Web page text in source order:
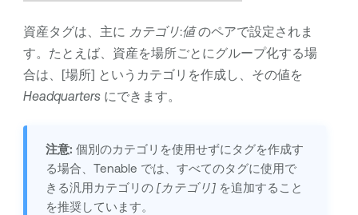
資産タグは、主に カテゴリ:値のペアで設定されま
す。たとえば、資産を場所ごとにグループ化する場
合は、[場所] というカテゴリを作成し、その値を
Headquartersにできます。
注意: 個別のカテゴリを使用せずにタグを作成す
る場合、Tenable では、すべてのタグに使用で
きる汎用カテゴリの [カテゴリ]を追加すること
を推奨しています。